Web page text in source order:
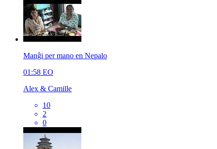
Manĝi per mano en Nepalo
01:58 EO
Alex & Camille
10
2
0